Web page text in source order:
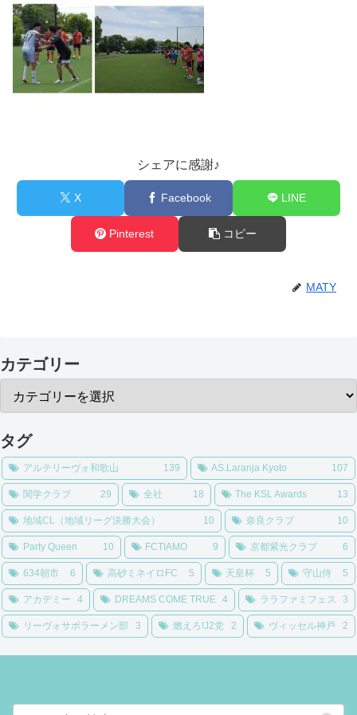
シェアに感謝♪
X Facebook LINE
Pinterest コピー
MATY
カテゴリー
タグ
アルテリーヴォ和歌山 139 AS.Laranja Kyoto 107
関学クラブ 29 全社 18 The KSL Awards 13
地域CL（地域リーグ決勝大会） 10 奈良クラブ 10
Party Queen 10 FCTIAMO 9 京都紫光クラブ 6
634朝市 6 高砂ミネイロFC 5 天皇杯 5 守山侍 5
アカデミー 4 DREAMS COME TRUE 4 ララファミフェス 3
リーヴォサポラーメン部 3 燃えろ!J2党 2 ヴィッセル神戸 2